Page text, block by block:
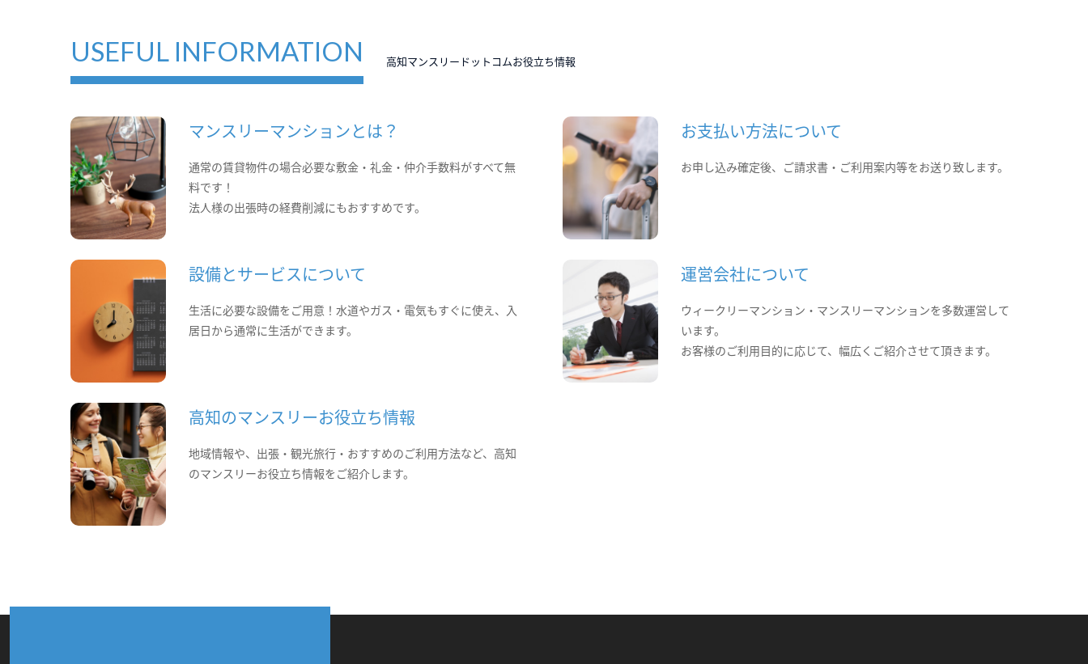
USEFUL INFORMATION 高知マンスリードットコムお役立ち情報
マンスリーマンションとは？
通常の賃貸物件の場合必要な敷金・礼金・仲介手数料がすべて無
料です！
法人様の出張時の経費削減にもおすすめです。
お支払い方法について
お申し込み確定後、ご請求書・ご利用案内等をお送り致します。
設備とサービスについて
生活に必要な設備をご用意！水道やガス・電気もすぐに使え、入
居日から通常に生活ができます。
運営会社について
ウィークリーマンション・マンスリーマンションを多数運営して
います。
お客様のご利用目的に応じて、幅広くご紹介させて頂きます。
高知のマンスリーお役立ち情報
地域情報や、出張・観光旅行・おすすめのご利用方法など、高知
のマンスリーお役立ち情報をご紹介します。